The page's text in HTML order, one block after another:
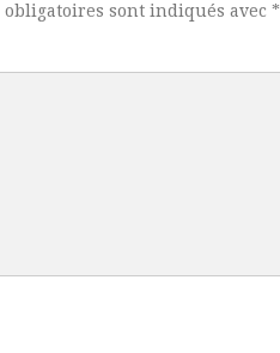
obligatoires sont indiqués avec *